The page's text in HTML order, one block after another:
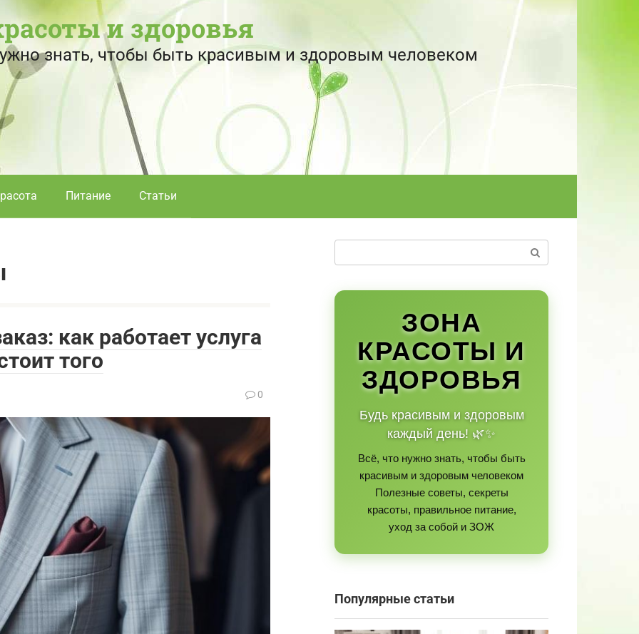
и здоровья
знать, чтобы быть красивым и здоровым человеком
Питание Статьи
как работает услуга
того
0
ЗОНА
КРАСОТЫ И
ЗДОРОВЬЯ
Будь красивым и здоровым
каждый день! 🌿✨
Всё, что нужно знать, чтобы быть
красивым и здоровым человеком
Полезные советы, секреты
красоты, правильное питание,
уход за собой и ЗОЖ
Популярные статьи